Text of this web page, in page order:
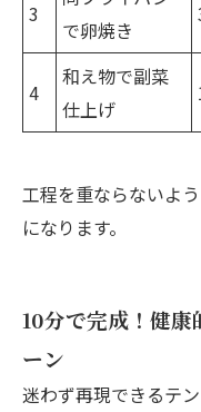
3
で卵焼き
4
和え物で副菜
仕上げ
工程を重ならないよ
になります。
10分で完成！健
ーン
迷わず再現できるテ